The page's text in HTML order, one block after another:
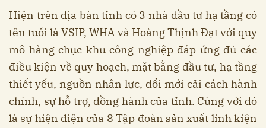
Hiện trên địa bàn tỉnh có 3 nhà đầu tư hạ tầng có
tên tuổi là VSIP, WHA và Hoàng Thịnh Đạt với quy
mô hàng chục khu công nghiệp đáp ứng đủ các
điều kiện về quy hoạch, mặt bằng đầu tư, hạ tầng
thiết yếu, nguồn nhân lực, đổi mới cải cách hành
chính, sự hỗ trợ, đồng hành của tỉnh. Cùng với đó
là sự hiện diện của 8 Tập đoàn sản xuất linh kiện